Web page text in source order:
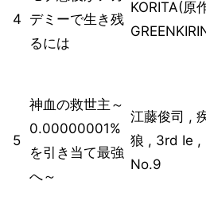
4 デミーで生き残
るには
KORITA(原
5
神血の救世主～
0.00000001%
を引き当て最強
へ～
江藤俊司 ,
狼 , 3rd Ie ,
No.9